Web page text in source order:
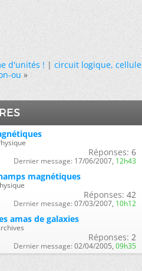
d'unités !|circuit logique, cellule
ou »
Réponses: 6
Dernier message: 17/06/2007, 12h43
magnétiques
Réponses: 42
Dernier message: 07/03/2007, 10h12
amas de galaxies
Réponses: 2
Dernier message: 02/04/2005, 09h35